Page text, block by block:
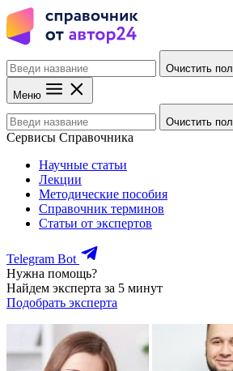
Очистить
Меню
Очистить
Сервисы Справочника
Научные статьи
Лекции
Методические пособия
Справочник терминов
Статьи от экспертов
Telegram Bot
Нужна помощь?
Найдем эксперта за 5 минут
Подобрать эксперта